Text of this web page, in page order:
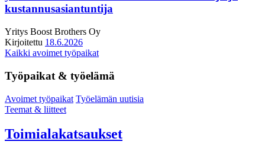
kustannusasiantuntija
Yritys Boost Brothers Oy
Kirjoitettu 18.6.2026
Kaikki avoimet työpaikat
Työpaikat & työelämä
Avoimet työpaikat Työelämän uutisia
Teemat & liitteet
Toimialakatsaukset